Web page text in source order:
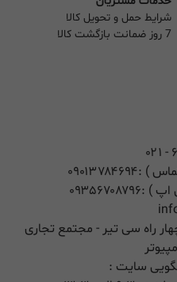
شرایط حمل و تحویل کالا
7 روز ضمانت بازگشت کالا
- ۰۲۱
) :۰۹۰۱۳۷۸۴۶۹۴
اپ ) :۰۹۳۵۶۷۰۸۷۹۶
راه سی تیر - مجتمع تجاری
سایت :